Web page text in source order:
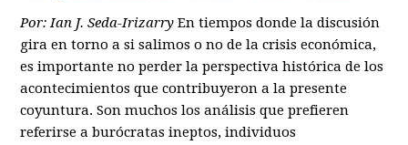
Por: Ian J. Seda-Irizarry En tiempos donde la discusión
gira en torno a si salimos o no de la crisis económica,
es importante no perder la perspectiva histórica de los
acontecimientos que contribuyeron a la presente
coyuntura. Son muchos los análisis que prefieren
referirse a burócratas ineptos, individuos